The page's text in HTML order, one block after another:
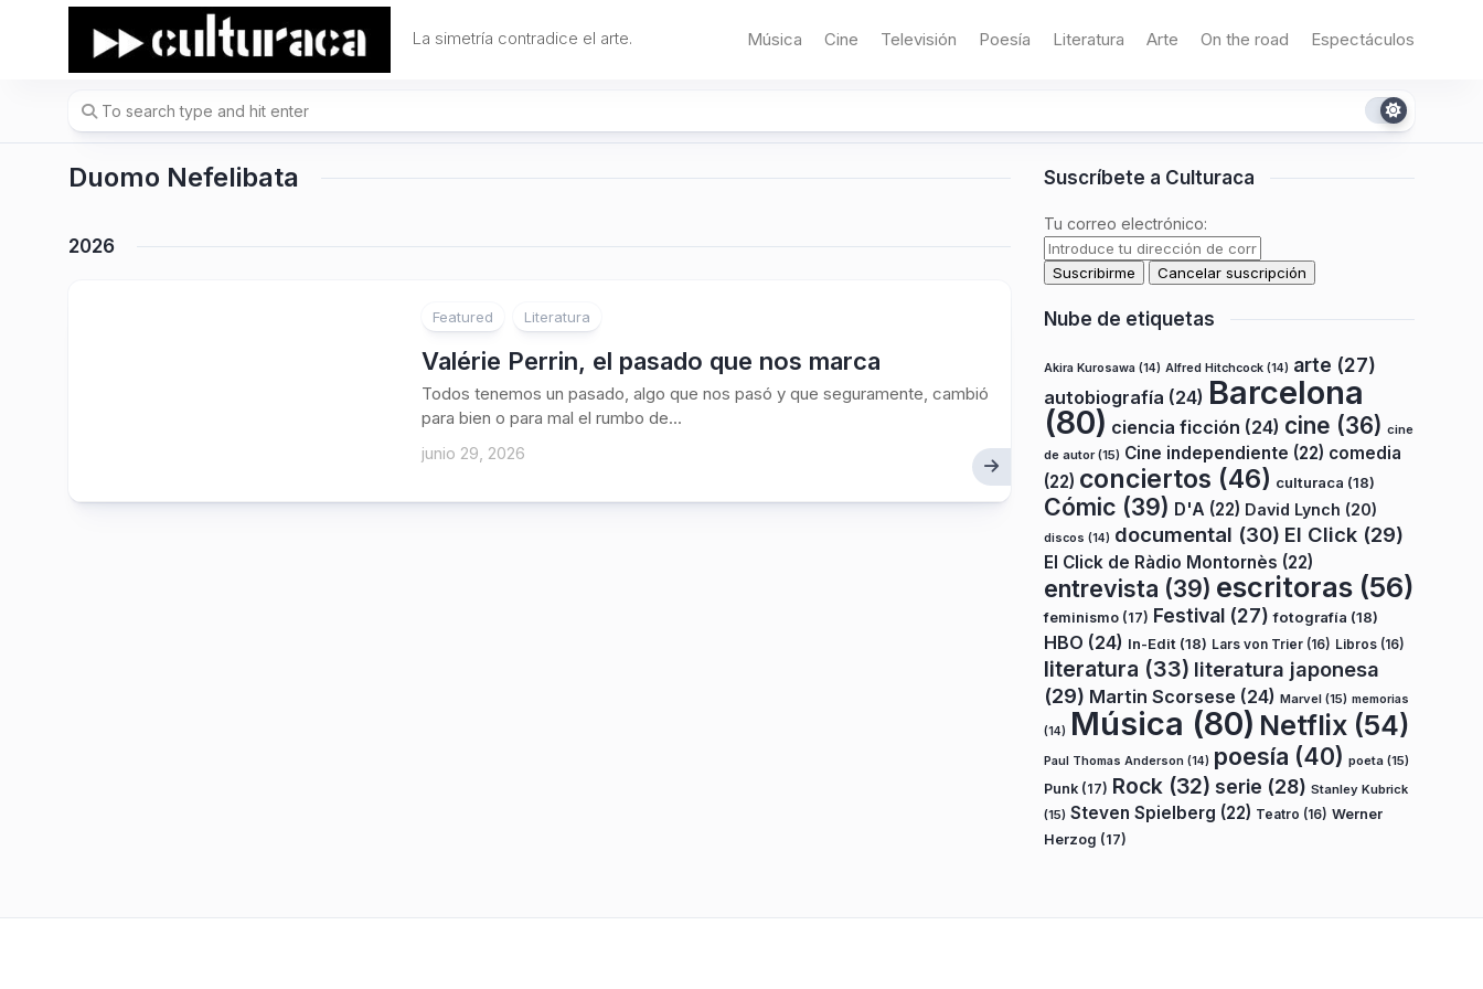
La simetría contradice el arte. Música Cine Televisión Poesía Literatura Arte On the road Espectáculos
Duomo Nefelibata
2026
Featured Literatura
Valérie Perrin, el pasado que nos marca
Todos tenemos un pasado, algo que nos pasó y que seguramente, cambió
para bien o para mal el rumbo de...
junio 29, 2026
Suscríbete a Culturaca
Tu correo electrónico:
Nube de etiquetas
Akira Kurosawa (14) Alfred Hitchcock (14) arte (27)
autobiografía (24) Barcelona
(80) ciencia ficción (24) cine (36) cine
de autor(15) Cine independiente (22) comedia
(22) conciertos (46) culturaca (18)
Cómic (39) D'A (22) David Lynch (20)
discos (14) documental (30) El Click (29)
El Click de Ràdio Montornès (22)
entrevista (39) escritoras (56)
feminismo (17) Festival (27) fotografía (18)
HBO (24) In-Edit (18) Lars von Trier (16) Libros (16)
literatura (33) literatura japonesa
(29) Martin Scorsese (24) Marvel (15) memorias
(14) Música (80) Netflix (54)
Paul Thomas Anderson (14) poesía (40) poeta (15)
Punk (17) Rock (32) serie (28) Stanley Kubrick
(15) Steven Spielberg (22) Teatro (16) Werner
Herzog (17)